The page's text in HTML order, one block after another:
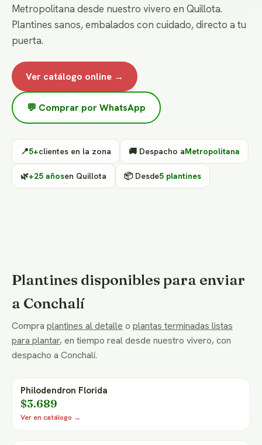
Metropolitana desde nuestro vivero en Quillota.
Plantines sanos, embalados con cuidado, directo a tu
puerta.
Ver catálogo online →
💬 Comprar por WhatsApp
📍5+clientes en la zona 🚚 Despacho aMetropolitana
🌿+25 añosen Quillota 📦 Desde5 plantines
Plantines disponibles para enviar
a Conchalí
Compra plantines al detalle o plantas terminadas listas
para plantar, en tiempo real desde nuestro vivero, con
despacho a Conchalí.
Philodendron Florida
$3.689
Ver en catálogo →